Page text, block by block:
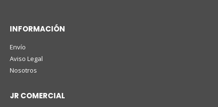
INFORMACIÓN
Envío
Aviso Legal
Nosotros
JR COMERCIAL